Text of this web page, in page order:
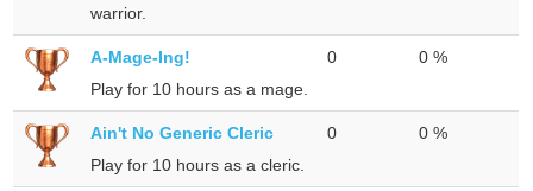
warrior.
A-Mage-Ing!
Play for 10 hours as a mage.
0 0 %
Ain't No Generic Cleric
Play for 10 hours as a cleric.
0 0 %